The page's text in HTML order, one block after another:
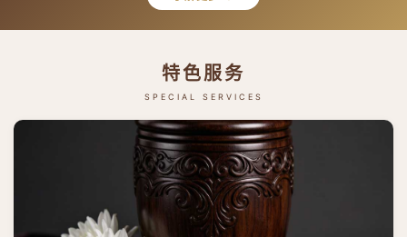
特色服务
SPECIAL SERVICES